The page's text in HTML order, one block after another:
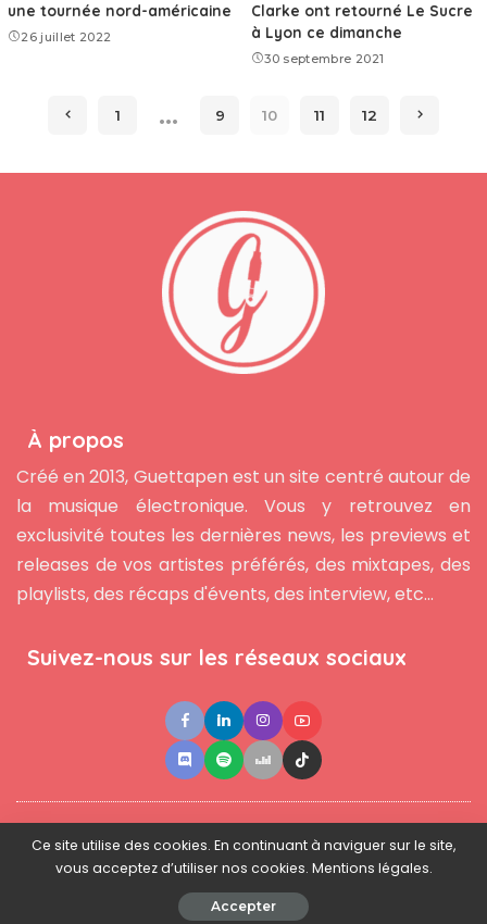
une tournée nord-américaine
26 juillet 2022
Clarke ont retourné Le Sucre
à Lyon ce dimanche
30 septembre 2021
1 … 9 10 11 12
À propos
Créé en 2013, Guettapen est un site centré autour de
la musique électronique. Vous y retrouvez en
exclusivité toutes les dernières news, les previews et
releases de vos artistes préférés, des mixtapes, des
playlists, des récaps d'évents, des interview, etc...
Suivez-nous sur les réseaux sociaux
Contact ●Newsletter ● L'équipe ● Mentions légales
© 2025 - www.guettapen.com - Tous droits réservés.
Ce site utilise des cookies. En continuant à naviguer sur le site,
vous acceptez d’utiliser nos cookies. Mentions légales.
Accepter